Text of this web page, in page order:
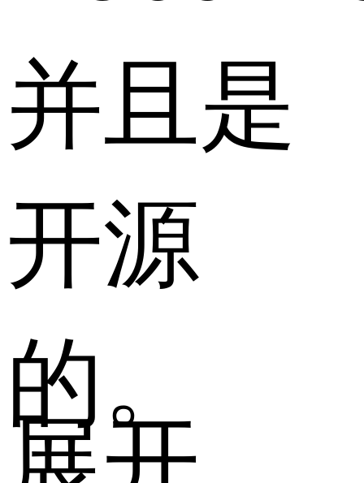
并且是
开源
的。
展开